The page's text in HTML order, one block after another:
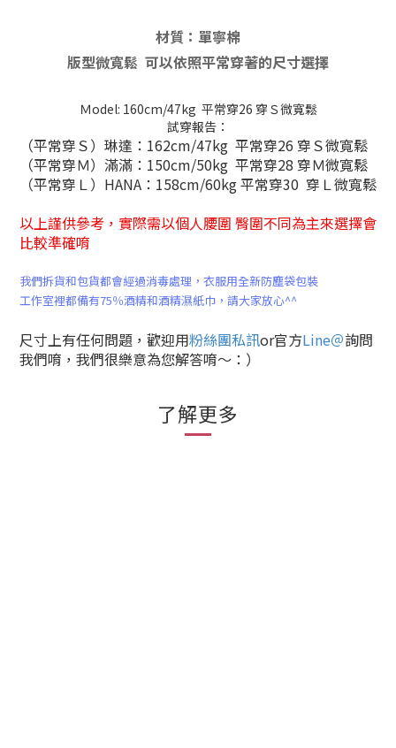
材質：單寧棉
版型微寬鬆 可以依照平常穿著的尺寸選擇
Ｍodel: 160cm/47kg 平常穿26 穿Ｓ微寬鬆
試穿報告：
（平常穿Ｓ）琳達：162cm/47kg 平常穿26 穿Ｓ微寬鬆
（平常穿Ｍ）滿滿：150cm/50kg 平常穿28 穿Ｍ微寬鬆
（平常穿Ｌ）HANA：158cm/60kg 平常穿30 穿Ｌ微寬鬆
以上謹供參考， 實際需以個人腰圍 臀圍不同為主來選擇會
比較準確唷
我們拆貨和包貨都會經過消毒處理， 衣服用全新防塵袋包裝
工作室裡都備有75％酒精和酒精濕紙巾， 請大家放心^^
尺寸上有任何問題，歡迎用粉絲團私訊or官方Line＠詢問
我們唷，我們很樂意為您解答唷～：）
了解更多